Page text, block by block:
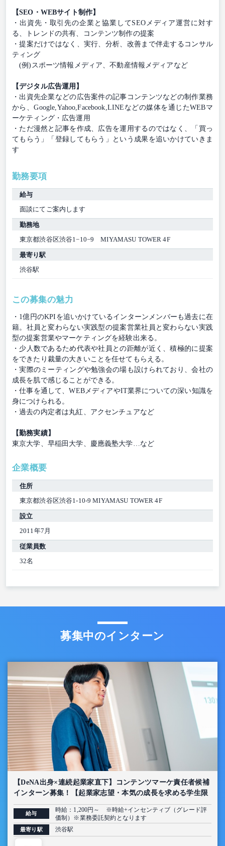
【SEO・WEBサイト制作】
・出資先・取引先の企業と協業してSEOメディア運営に対す
る、トレンドの共有、コンテンツ制作の提案
・提案だけではなく、実行、分析、改善まで伴走するコンサル
ティング
(例)スポーツ情報メディア、不動産情報メディアなど
【デジタル広告運用】
・出資先企業などの広告案件の記事コンテンツなどの制作業務
から、Google,Yahoo,Facebook,LINEなどの媒体を通じたWEBマ
ーケティング・広告運用
・ただ漫然と記事を作成、広告を運用するのではなく、「買っ
てもらう」「登録してもらう」という成果を追いかけていきま
す
勤務要項
給与
面談にてご案内します
勤務地
東京都渋谷区渋谷1−10−9 MIYAMASU TOWER 4F
最寄り駅
渋谷駅
この募集の魅力
・1億円のKPIを追いかけているインターンメンバーも過去に在
籍。社員と変わらない実践型の提案営業社員と変わらない実践
型の提案営業やマーケティングを経験出来る。
・少人数であるため代表や社員との距離が近く、積極的に提案
をできたり裁量の大きいことを任せてもらえる。
・実際のミーティングや勉強会の場も設けられており、会社の
成長を肌で感じることができる。
・仕事を通して、WEBメディアやIT業界についての深い知識を
身につけられる。
・過去の内定者は丸紅、アクセンチュアなど
【勤務実績】
東京大学、早稲田大学、慶應義塾大学…など
企業概要
住所
東京都渋谷区渋谷1-10-9 MIYAMASU TOWER 4F
設立
2011年7月
従業員数
32名
募集中のインターン
【DeNA出身×連続起業家直下】コンテンツマーケ責任者候補
インターン募集！【起業家志望・本気の成長を求める学生限
定】
給与
時給：1,200円～ ※時給+インセンティブ（グレード評
価制）※業務委託契約となります
最寄り駅 渋谷駅